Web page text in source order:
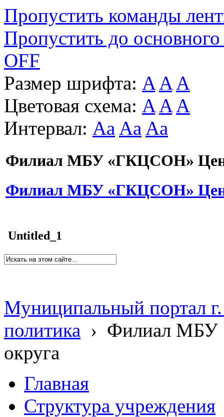
Пропустить команды
Пропустить до основного
OFF
Размер шрифта: A A A
Цветовая схема: A A A
Интервал: Aa Aa Aa
Филиал МБУ «ГКЦСОН»
Филиал МБУ «ГКЦСОН»
Untitled_1
Муниципальный портал
политика › Филиал МБУ
округа
Главная
Структура учреждения